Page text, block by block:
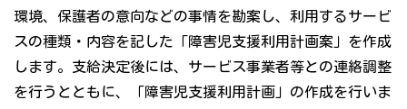
環境、保護者の意向などの事情を勘案し、利用するサービ
スの種類・内容を記した「障害児支援利用計画案」を作成
します。支給決定後には、サービス事業者等との連絡調整
を行うとともに、「障害児支援利用計画」の作成を行いま